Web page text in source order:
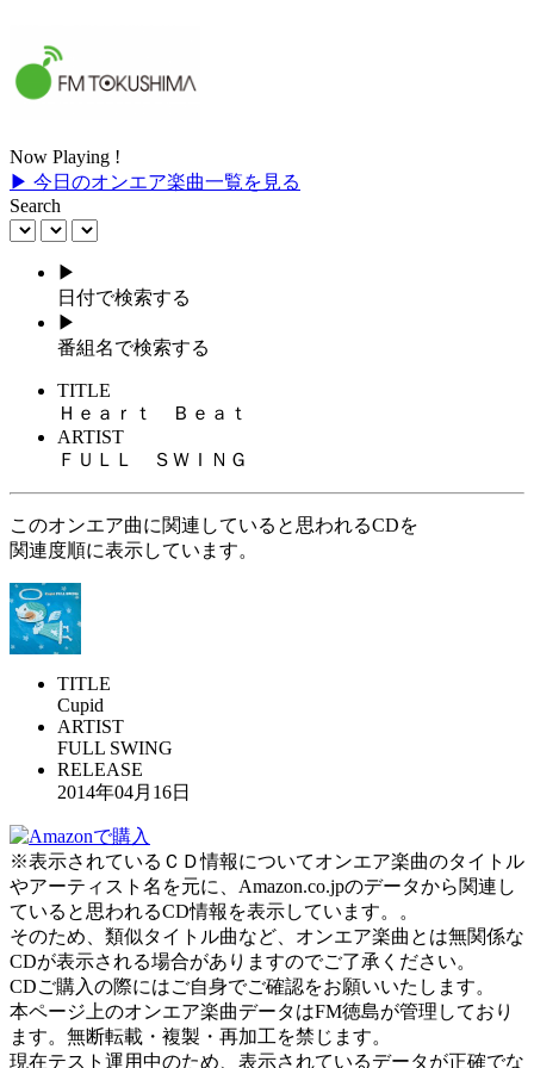
Now Playing !
▶ 今日のオンエア楽曲一覧を見る
Search
▶
日付で検索する
▶
番組名で検索する
TITLE
Ｈｅａｒｔ Ｂｅａｔ
ARTIST
ＦＵＬＬ ＳＷＩＮＧ
このオンエア曲に関連していると思われるCDを
関連度順に表示しています。
TITLE
Cupid
ARTIST
FULL SWING
RELEASE
2014年04月16日
※表示されているＣＤ情報についてオンエア楽曲のタイトル
やアーティスト名を元に、Amazon.co.jpのデータから関連し
ていると思われるCD情報を表示しています。。
そのため、類似タイトル曲など、オンエア楽曲とは無関係な
CDが表示される場合がありますのでご了承ください。
CDご購入の際にはご自身でご確認をお願いいたします。
本ページ上のオンエア楽曲データはFM徳島が管理しており
ます。無断転載・複製・再加工を禁じます。
現在テスト運用中のため、表示されているデータが正確でな